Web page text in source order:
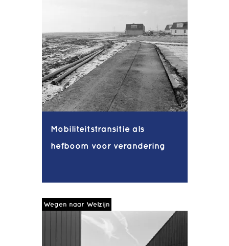
Mobiliteitstransitie als
hefboom voor verandering
Wegen naar Welzijn